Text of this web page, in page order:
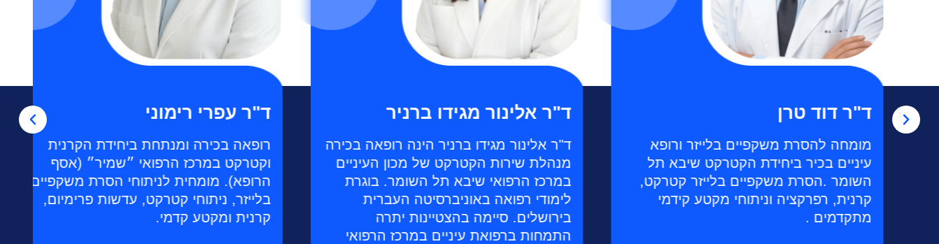
ד"ר דוד טרן
מומחה להסרת משקפיים בלייזר ורופא
עיניים בכיר ביחידת הקטרקט שיבא תל
השומר .הסרת משקפיים בלייזר קטרקט,
קרנית, רפרקציה וניתוחי מקטע קידמי
מתקדמים .
ד"ר אלינור מגידו ברניר
ד"ר אלינור מגידו ברניר הינה רופאה בכירה
מנהלת שירות הקטרקט של מכון העיניים
במרכז הרפואי שיבא תל השומר. בוגרת
לימודי רפואה באוניברסיטה העברית
בירושלים. סיימה בהצטיינות יתרה
התמחות ברפואת עיניים במרכז הרפואי
ד"ר עפרי רימוני
רופאה בכירה ומנתחת ביחידת הקרנית
וקטרקט במרכז הרפואי ״שמיר״ (אסף
הרופא). מומחית לניתוחי הסרת משקפיים
בלייזר, ניתוחי קטרקט, עדשות פרימיום,
קרנית ומקטע קדמי.